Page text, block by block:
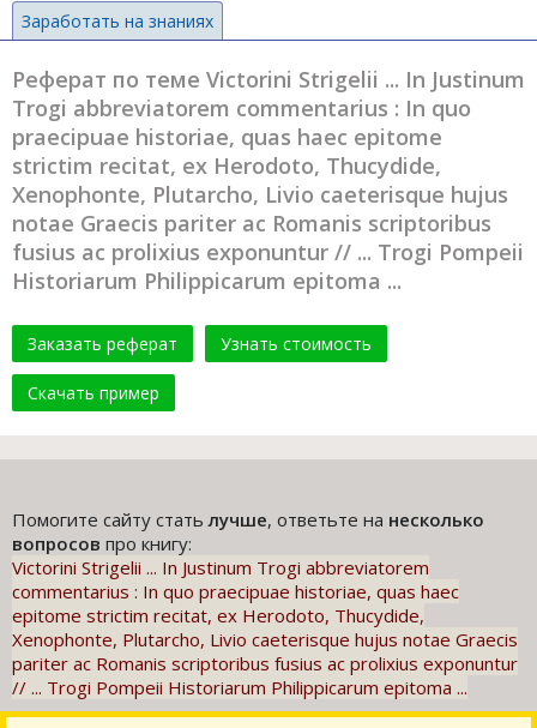
Заработать на знаниях
Реферат по теме Victorini Strigelii ... In Justinum
Trogi abbreviatorem commentarius : In quo
praecipuae historiae, quas haec epitome
strictim recitat, ex Herodoto, Thucydide,
Xenophonte, Plutarcho, Livio caeterisque hujus
notae Graecis pariter ac Romanis scriptoribus
fusius ac prolixius exponuntur // ... Trogi Pompeii
Historiarum Philippicarum epitoma ...
Заказать реферат Узнать стоимость
Скачать пример
Помогите сайту статьлучше, ответьте на несколько
вопросов про книгу:
Victorini Strigelii ... In Justinum Trogi abbreviatorem
commentarius : In quo praecipuae historiae, quas haec
epitome strictim recitat, ex Herodoto, Thucydide,
Xenophonte, Plutarcho, Livio caeterisque hujus notae Graecis
pariter ac Romanis scriptoribus fusius ac prolixius exponuntur
// ... Trogi Pompeii Historiarum Philippicarum epitoma ...